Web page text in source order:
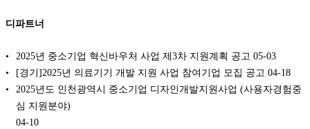
디파트너
2025년 중소기업 혁신바우처 사업 제3차 지원계획 공고 05-03
[경기]2025년 의료기기 개발 지원 사업 참여기업 모집 공고 04-18
2025년도 인천광역시 중소기업 디자인개발지원사업 (사용자경험중
심 지원분야)
04-10